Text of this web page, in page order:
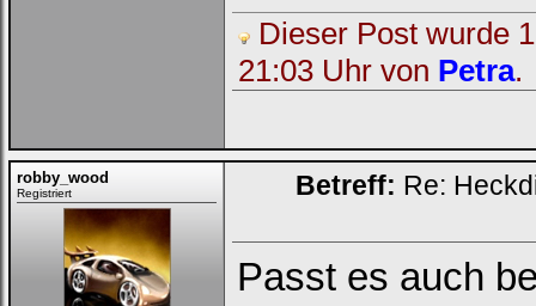
Dieser Post wurde
21:03 Uhr von Petra.
robby_wood
Registriert Betreff: Re:
Passt es auch